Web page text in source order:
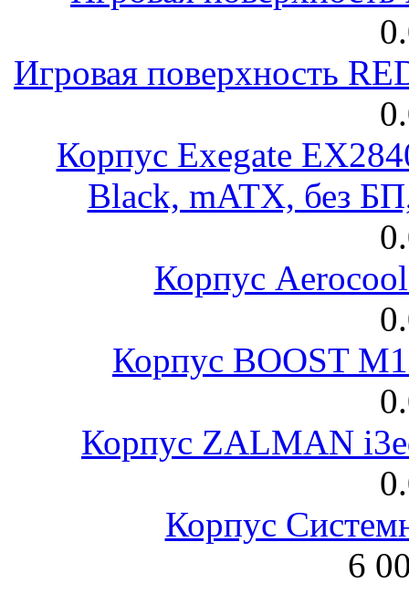
Игровая поверхность
Корпус Exegate
Black, mATX, без
Корпус
Корпус BOOST
Корпус ZALMAN
Корпус
6